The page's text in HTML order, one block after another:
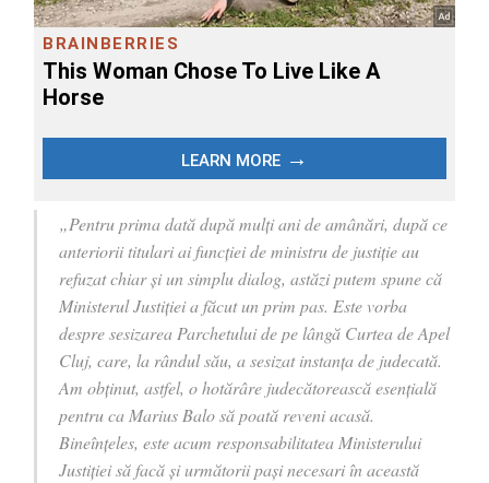
„Pentru prima dată după mulți ani de amânări, după ce
anteriorii titulari ai funcției de ministru de justiție au
refuzat chiar și un simplu dialog, astăzi putem spune că
Ministerul Justiției a făcut un prim pas. Este vorba
despre sesizarea Parchetului de pe lângă Curtea de Apel
Cluj, care, la rândul său, a sesizat instanța de judecată.
Am obținut, astfel, o hotărâre judecătorească esențială
pentru ca Marius Balo să poată reveni acasă.
Bineînțeles, este acum responsabilitatea Ministerului
Justiției să facă și următorii pași necesari în această